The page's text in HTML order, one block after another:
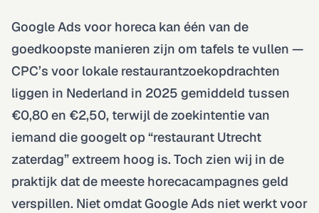
Google Ads voor horeca kan één van de
goedkoopste manieren zijn om tafels te vullen —
CPC’s voor lokale restaurantzoekopdrachten
liggen in Nederland in 2025 gemiddeld tussen
€0,80 en €2,50, terwijl de zoekintentie van
iemand die googelt op “restaurant Utrecht
zaterdag” extreem hoog is. Toch zien wij in de
praktijk dat de meeste horecacampagnes geld
verspillen. Niet omdat Google Ads niet werkt voor